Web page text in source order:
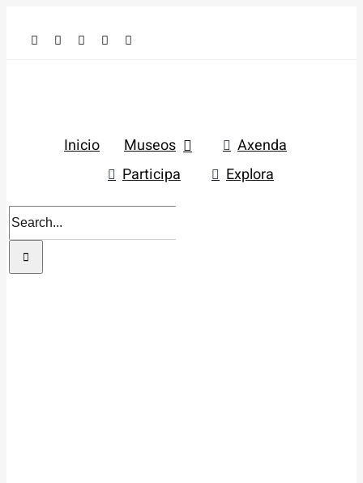
Inicio Museos
Axenda
Participa
Explora
Search
for: